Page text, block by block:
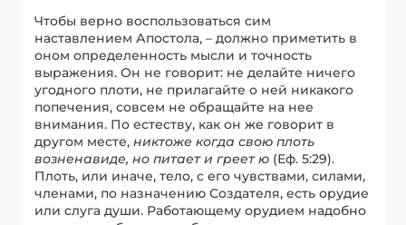
Чтобы верно воспользоваться сим
наставлением Апостола, – должно приметить в
оном определенность мысли и точность
выражения. Он не говорит: не делайте ничего
угодного плоти, не прилагайте о ней никакого
попечения, совсем не обращайте на нее
внимания. По естеству, как он же говорит в
другом месте,никтоже когда свою плоть
возненавиде, но питает и греет ю (Еф. 5:29).
Плоть, или иначе, тело, с его чувствами, силами,
членами, по назначению Создателя, есть орудие
или слуга души. Работающему орудием надобно